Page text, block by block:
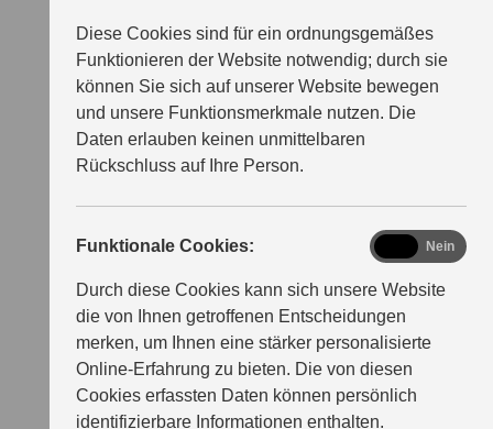
Diese Cookies sind für ein ordnungsgemäßes
Funktionieren der Website notwendig; durch sie
können Sie sich auf unserer Website bewegen
und unsere Funktionsmerkmale nutzen. Die
Daten erlauben keinen unmittelbaren
Rückschluss auf Ihre Person.
Funktionale Cookies:
Durch diese Cookies kann sich unsere Website
die von Ihnen getroffenen Entscheidungen
merken, um Ihnen eine stärker personalisierte
Online-Erfahrung zu bieten. Die von diesen
Cookies erfassten Daten können persönlich
identifizierbare Informationen enthalten.
functional
Nein